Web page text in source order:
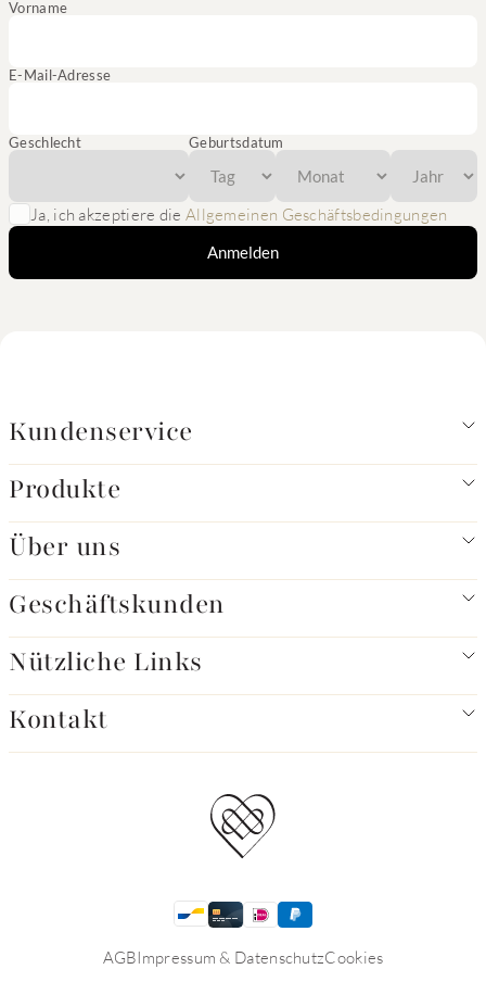
Vorname
E-Mail-Adresse
Geschlecht Geburtsdatum
Ja, ich akzeptiere die Allgemeinen Geschäftsbedingungen
Anmelden
Kundenservice
Produkte
Über uns
Geschäftskunden
Nützliche Links
Kontakt
AGBImpressum & DatenschutzCookies